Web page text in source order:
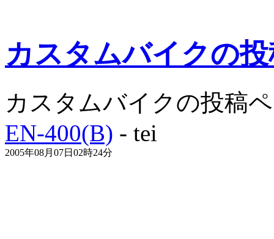
カスタムバイクの
カスタムバイクの投稿
EN-400(B) - tei
2005年08月07日02時24分